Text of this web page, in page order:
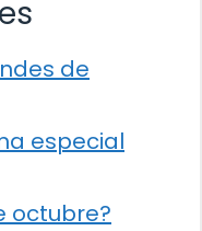
de
especial
octubre?